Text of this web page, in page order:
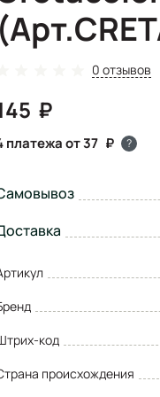
0 отзывов
платежа от 37 ?
код
происхождения